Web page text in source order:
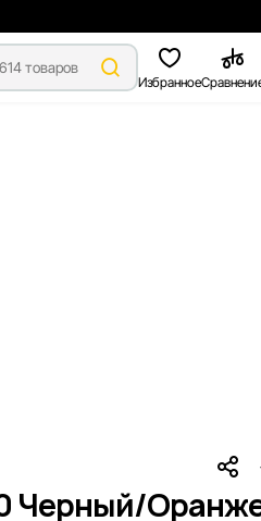
Избранное
Черный/